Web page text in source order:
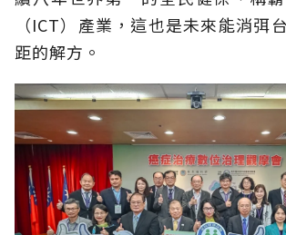
（ICT）產業，這也是未來能消弭
距的解方。